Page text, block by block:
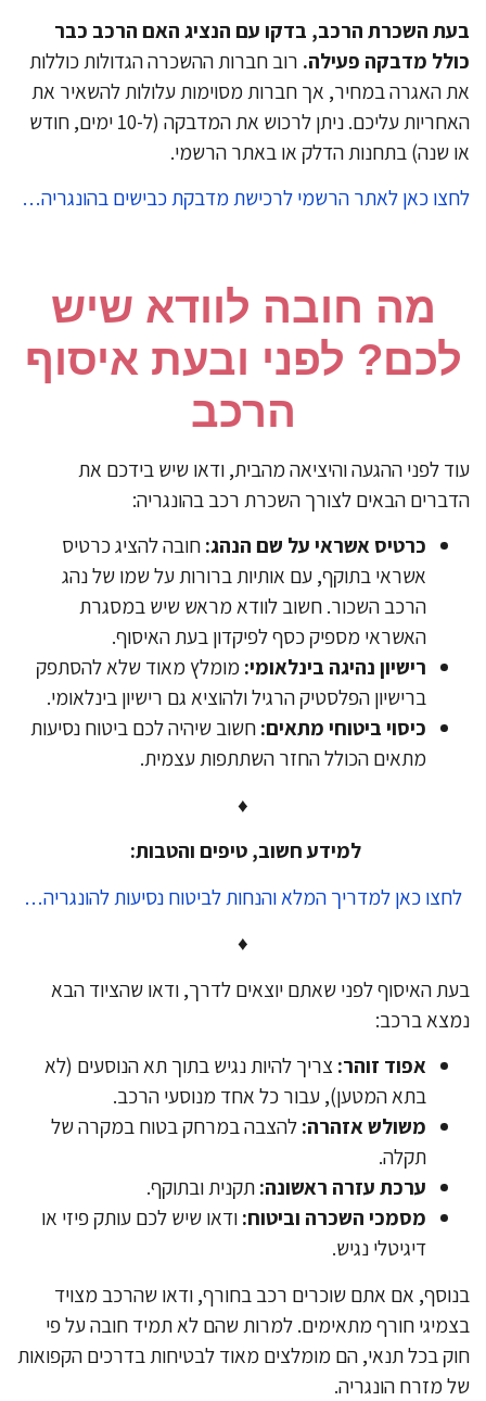
השכרת הרכב, בדקו עם הנציג האם הרכב כבר
מדבקה פעילה.רוב חברות ההשכרה הגדולות כוללות
האגרה במחיר, אך חברות מסוימות עלולות להשאיר את
האחריות עליכם. ניתן לרכוש את המדבקה (ל-10 ימים, חודש
שנה) בתחנות הדלק או באתר הרשמי.
כאן לאתר הרשמי לרכישת מדבקת כבישים בהונגריה…
מה חובה לוודא שיש
לפני ובעת איסוף
הרכב
לפני ההגעה והיציאה מהבית, ודאו שיש בידכם את
הבאים לצורך השכרת רכב בהונגריה:
כרטיס אשראי על שם הנהג:חובה להציג כרטיס
אשראי בתוקף, עם אותיות ברורות על שמו של נהג
הרכב השכור. חשוב לוודא מראש שיש במסגרת
האשראי מספיק כסף לפיקדון בעת האיסוף.
רישיון נהיגה בינלאומי:מומלץ מאוד שלא להסתפק
ברישיון הפלסטיק הרגיל ולהוציא גם רישיון בינלאומי.
כיסוי ביטוחי מתאים:חשוב שיהיה לכם ביטוח נסיעות
מתאים הכולל החזר השתתפות עצמית.
למידע חשוב, טיפים והטבות:
כאן למדריך המלא והנחות לביטוח נסיעות להונגריה…
האיסוף לפני שאתם יוצאים לדרך, ודאו שהציוד הבא
ברכב:
אפוד זוהר:צריך להיות נגיש בתוך תא הנוסעים (לא
בתא המטען), עבור כל אחד מנוסעי הרכב.
משולש אזהרה:להצבה במרחק בטוח במקרה של
תקלה.
ערכת עזרה ראשונה:תקנית ובתוקף.
מסמכי השכרה וביטוח:ודאו שיש לכם עותק פיזי או
דיגיטלי נגיש.
אם אתם שוכרים רכב בחורף, ודאו שהרכב מצויד
חורף מתאימים. למרות שהם לא תמיד חובה על פי
בכל תנאי, הם מומלצים מאוד לבטיחות בדרכים הקפואות
מזרח הונגריה.